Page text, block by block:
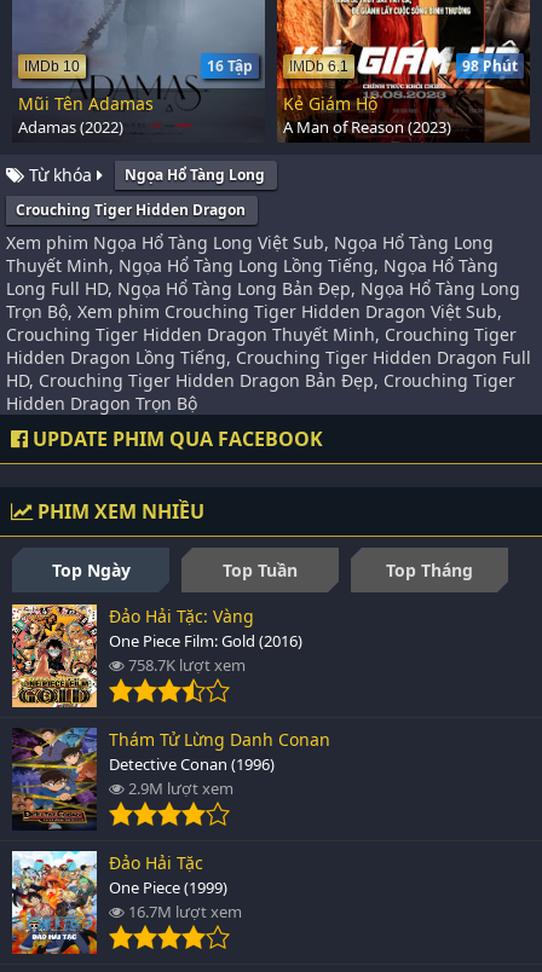
16 Tập
IMDb 10
Mũi Tên Adamas
Adamas (2022)
98 Phút
IMDb 6.1
Kẻ Giám Hộ
A Man of Reason (2023)
Từ khóa
Ngọa Hổ Tàng Long
Crouching Tiger Hidden Dragon
Xem phim Ngọa Hổ Tàng Long Việt Sub, Ngọa Hổ Tàng Long
Thuyết Minh, Ngọa Hổ Tàng Long Lồng Tiếng, Ngọa Hổ Tàng
Long Full HD, Ngọa Hổ Tàng Long Bản Đẹp, Ngọa Hổ Tàng Long
Trọn Bộ, Xem phim Crouching Tiger Hidden Dragon Việt Sub,
Crouching Tiger Hidden Dragon Thuyết Minh, Crouching Tiger
Hidden Dragon Lồng Tiếng, Crouching Tiger Hidden Dragon Full
HD, Crouching Tiger Hidden Dragon Bản Đẹp, Crouching Tiger
Hidden Dragon Trọn Bộ
UPDATE PHIM QUA FACEBOOK
PHIM XEM NHIỀU
Top Ngày Top Tuần
Top Tháng
Đảo Hải Tặc: Vàng
One Piece Film: Gold (2016)
758.7K lượt xem
Thám Tử Lừng Danh Conan
Detective Conan (1996)
2.9M lượt xem
Đảo Hải Tặc
One Piece (1999)
16.7M lượt xem